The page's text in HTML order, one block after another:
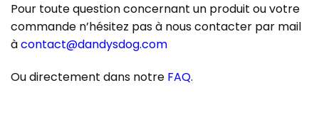
Pour toute question concernant un produit ou votre
commande n’hésitez pas à nous contacter par mail
àcontact@dandysdog.com
Ou directement dans notre FAQ.